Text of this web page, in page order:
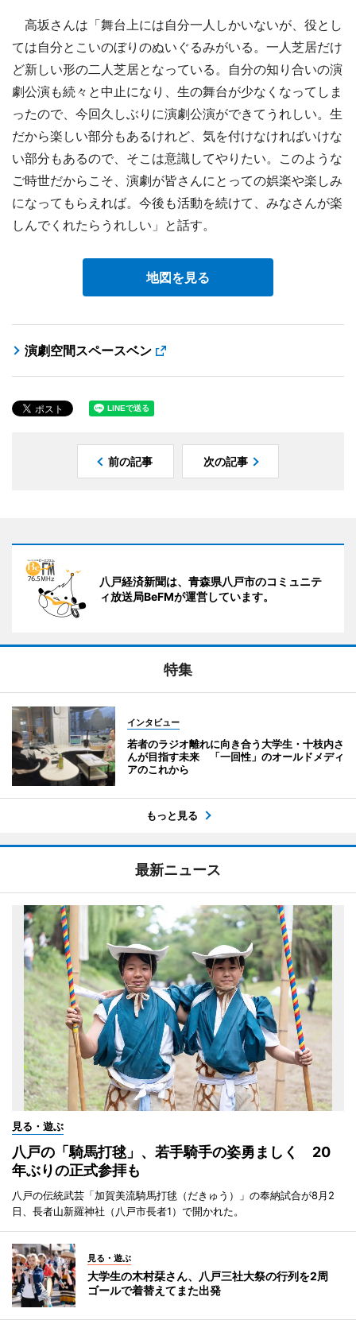
高坂さんは「舞台上には自分一人しかいないが、役とし
ては自分とこいのぼりのぬいぐるみがいる。一人芝居だけ
ど新しい形の二人芝居となっている。自分の知り合いの演
劇公演も続々と中止になり、生の舞台が少なくなってしま
ったので、今回久しぶりに演劇公演ができてうれしい。生
だから楽しい部分もあるけれど、気を付けなければいけな
い部分もあるので、そこは意識してやりたい。このような
ご時世だからこそ、演劇が皆さんにとっての娯楽や楽しみ
になってもらえれば。今後も活動を続けて、みなさんが楽
しんでくれたらうれしい」と話す。
地図を見る
演劇空間スペースベン
前の記事 次の記事
八戸経済新聞は、青森県八戸市のコミュニテ
ィ放送局BeFMが運営しています。
特集
インタビュー
若者のラジオ離れに向き合う大学生・十枝内さ
んが目指す未来 「一回性」のオールドメディ
アのこれから
もっと見る
最新ニュース
見る・遊ぶ
八戸の「騎馬打毬」、若手騎手の姿勇ましく 20
年ぶりの正式参拝も
八戸の伝統武芸「加賀美流騎馬打毬（だきゅう）」の奉納試合が8月2
日、長者山新羅神社（八戸市長者1）で開かれた。
見る・遊ぶ
大学生の木村栞さん、八戸三社大祭の行列を2周
ゴールで着替えてまた出発